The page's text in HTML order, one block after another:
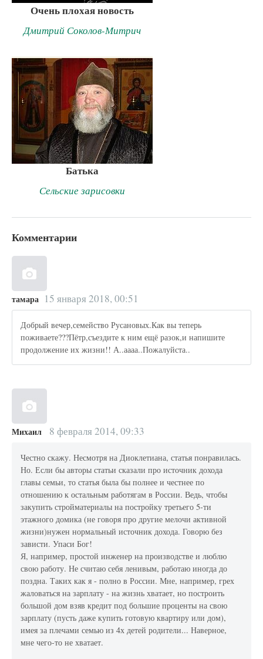
Очень плохая новость
Дмитрий Соколов-Митрич
Батька
Сельские зарисовки
Комментарии
тамара 15 января 2018, 00:51
Добрый вечер,семейство Русановых.Как вы теперь
поживаете???Пётр,съездите к ним ещё разок,и напишите
продолжение их жизни!! А..аааа..Пожалуйста..
Михаил 8 февраля 2014, 09:33
Честно скажу. Несмотря на Диоклетиана, статья понравилась.
Но. Если бы авторы статьи сказали про источник дохода
главы семьи, то статья была бы полнее и честнее по
отношению к остальным работягам в России. Ведь, чтобы
закупить стройматериалы на постройку третьего 5-ти
этажного домика (не говоря про другие мелочи активной
жизни)нужен нормальный источник дохода. Говорю без
зависти. Упаси Бог!
Я, например, простой инженер на производстве и люблю
свою работу. Не считаю себя ленивым, работаю иногда до
поздна. Таких как я - полно в России. Мне, например, грех
жаловаться на зарплату - на жизнь хватает, но построить
большой дом взяв кредит под большие проценты на свою
зарплату (пусть даже купить готовую квартиру или дом),
имея за плечами семью из 4х детей родители... Наверное,
мне чего-то не хватает.